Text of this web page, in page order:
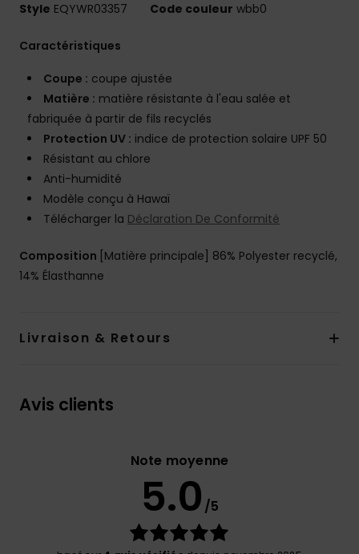
Style EQYWR03357 Code couleur wbb0
Caractéristiques
Coupe : coupe ajustée
Matière : matière résistante à l'eau salée et
fabriquée à partir de fils recyclés
Protection UV : indice de protection solaire UPF 50
Résistant au chlore
Anti-humidité
Modèle conçu à Hawaï
Télécharger la Déclaration De Conformité
Composition [Matière principale] 86% Polyester recyclé,
14% Élasthanne
Livraison & Retours
Avis clients
Note moyenne
5.0 /5